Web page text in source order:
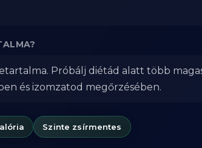
Próbálj diétád alatt több
és izomzatod megőrzésében.
Szinte zsírmentes